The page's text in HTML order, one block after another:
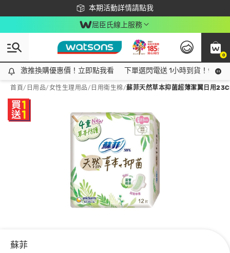
本期活動詳情請點我
下載app最高回饋$350
屈臣氏線上服務
0
激推換購優惠價！立即點我看
激推換購優惠價！立即點我看 下單選閃電送 1小時到貨！領神
首頁/ 日用品/女性生理用品/ 日用衛生棉/蘇菲天然草本抑菌超薄潔翼日用
蘇菲